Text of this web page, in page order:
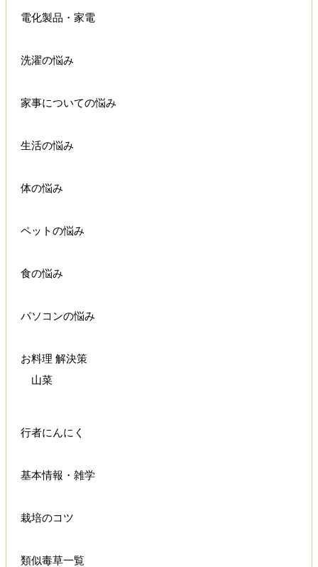
電化製品・家電
洗濯の悩み
家事についての悩み
生活の悩み
体の悩み
ペットの悩み
食の悩み
パソコンの悩み
お料理 解決策
山菜
行者にんにく
基本情報・雑学
栽培のコツ
類似毒草一覧